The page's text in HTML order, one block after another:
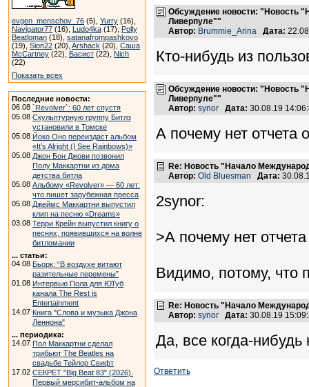
evgen_menschov_76 (5), Yurry (16),
Navigator77 (16), Ludo4ka (17), Polly
Beatloman (18), satanafrompashkovo
(19), Sion22 (20), Arshack (20), Саша
McCartney (22), Басист (22), Nich
(22)
Показать всех
Последние новости:
06.08 `Revolver`: 60 лет спустя
05.08 Скульптурную группу Битлз
установили в Томске
05.08 Йоко Оно переиздаст альбом
«It’s Alright (I See Rainbows)»
05.08 Джон Бон Джови позвонил
Полу Маккартни из дома
детства битла
05.08 Альбому «Revolver» — 60 лет:
что пишет зарубежная пресса
05.08 Джеймс Маккартни выпустил
клип на песню «Dreams»
03.08 Терри Крейн выпустил книгу о
песнях, появившихся на волне
битломании
... статьи:
04.08 Бьорк: “В воздухе витают
разительные перемены”
01.08 Интервью Пола для ЮТуб
канала The Rest is
Entertainment
14.07 Книга "Слова и музыка Джона
Леннона"
... периодика:
14.07 Пол Маккартни сделал
трибьют The Beatles на
свадьбе Тейлор Свифт
17.02 СЕКРЕТ "Big Beat 83" (2026).
Первый мерсибит-альбом на
Обсуждение новости: "Новость
Ливерпуле""
Автор: Brummie_Arina Дата:
Кто-нибудь из
Обсуждение новости: "Новость
Ливерпуле""
Автор: synor Дата: 30.08.19
А почему нет отчета
Re: Новость "Начало
Автор: Old Bluesman Дата:
2synor:
>А почему нет
Видимо, потому, что
Re: Новость "Начало
Автор: synor Дата: 30.08.19
Да, все когда-нибудь
Ответить